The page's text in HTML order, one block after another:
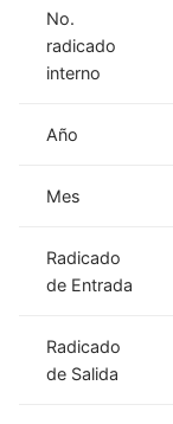
No.
radicado
interno
Año
Mes
Radicado
de Entrada
Radicado
de Salida